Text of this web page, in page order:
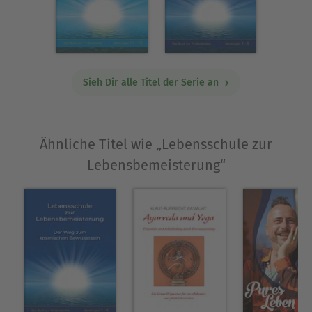
Sieh Dir alle Titel der Serie an
Ähnliche Titel wie „Lebensschule zur
Lebensbemeisterung“